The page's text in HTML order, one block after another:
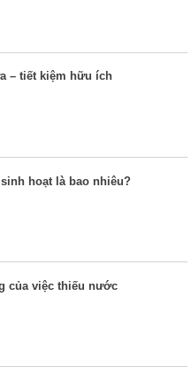
– tiết kiệm hữu ích
hoạt là bao nhiêu?
của việc thiếu nước